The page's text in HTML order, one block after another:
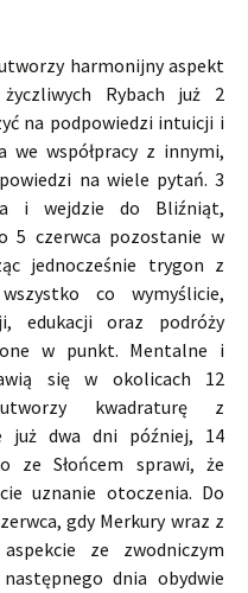
harmonijny aspekt
Rybach już 2
na podpowiedzi intuicji i
we współpracy z innymi,
na wiele pytań. 3
i wejdzie do Bliźniąt,
5 czerwca pozostanie w
jednocześnie trygon z
co wymyślicie,
edukacji oraz podróży
w punkt. Mentalne i
się w okolicach 12
kwadraturę z
już dwa dni później, 14
ze Słońcem sprawi, że
uznanie otoczenia. Do
gdy Merkury wraz z
ze zwodniczym
dnia obydwie